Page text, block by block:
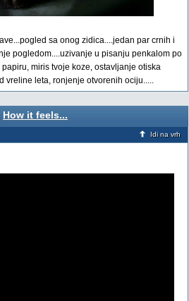
sa onog zidica....jedan par crnih i
pogledom....uzivanje u pisanju penkalom po
miris tvoje koze, ostavljanje otiska
vreline leta, ronjenje otvorenih ociju.....
How it feels...
Idi na vrh